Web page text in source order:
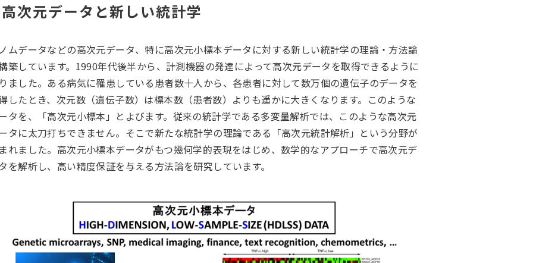
高次元データと新しい統計学
ムデータなどの高次元データ、特に高次元小標本データに対する新しい統計学の理論・方法論
築しています。1990年代後半から、計測機器の発達によって高次元データを取得できるように
ました。ある病気に罹患している患者数十人から、各患者に対して数万個の遺伝子のデータを
したとき、次元数（遺伝子数）は標本数（患者数）よりも遥かに大きくなります。このような
タを、「高次元小標本」とよびます。従来の統計学である多変量解析では、このような高次元
タに太刀打ちできません。そこで新たな統計学の理論である「高次元統計解析」という分野が
れました。高次元小標本データがもつ幾何学的表現をはじめ、数学的なアプローチで高次元デ
を解析し、高い精度保証を与える方法論を研究しています。